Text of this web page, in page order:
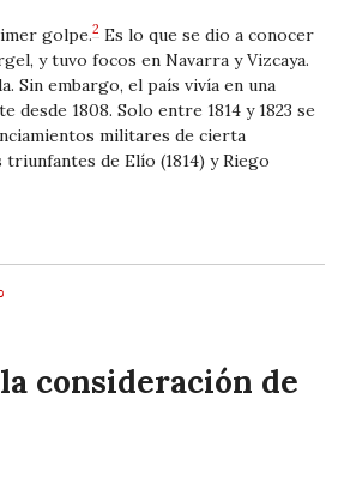
golpe.2 Es lo que se dio a conocer
y tuvo focos en Navarra y Vizcaya.
Sin embargo, el país vivía en una
desde 1808. Solo entre 1814 y 1823 se
militares de cierta
de Elío (1814) y Riego
consideración de